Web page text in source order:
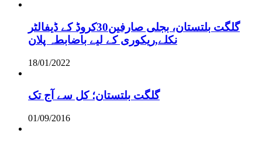
گلگت بلتستان، بجلی صارفین30کروڈ کے ڈیفالٹر
نکلے,ریکوری کے لیے باضابطہ پلان
18/01/2022
گلگت بلتستان؛ کل سے آج تک
01/09/2016